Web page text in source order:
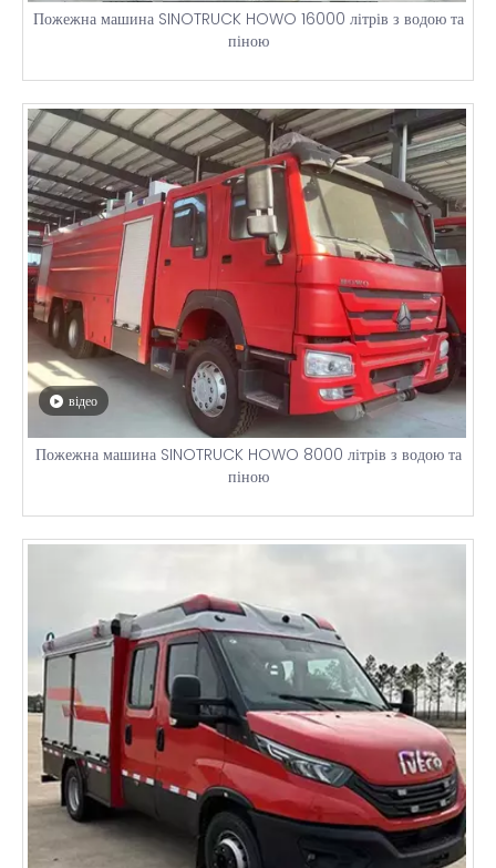
Пожежна машина SINOTRUCK HOWO 16000 літрів з водою та
піною
відео
Пожежна машина SINOTRUCK HOWO 8000 літрів з водою та
піною